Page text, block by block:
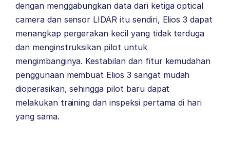
dengan menggabungkan data dari ketiga optical
camera dan sensor LIDAR itu sendiri, Elios 3 dapat
menangkap pergerakan kecil yang tidak terduga
dan menginstruksikan pilot untuk
mengimbanginya. Kestabilan dan fitur kemudahan
penggunaan membuat Elios 3 sangat mudah
dioperasikan, sehingga pilot baru dapat
melakukan training dan inspeksi pertama di hari
yang sama.